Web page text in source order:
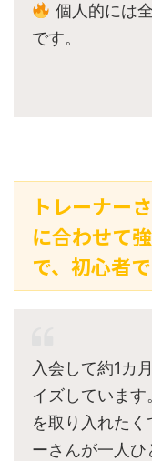
個人的には
です。
トレーナー
に合わせて
で、初心者
入会して約1カ
イズしていま
を取り入れた
ーさんが一人